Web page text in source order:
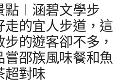
點︱涵碧文學步
走的宜人步道，這
的遊客卻不多，
邵族風味餐和魚
超對味